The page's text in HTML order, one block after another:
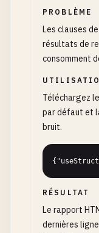
PROBLÈME
Les clauses
résultats de
consomment
Téléchargez
par défaut et
bruit.
RÉSULTAT
Le rapport
dernières